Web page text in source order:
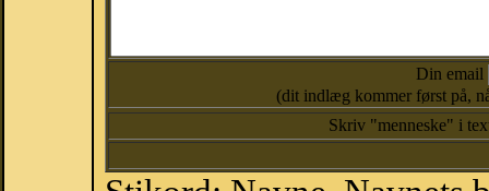
Din email
(dit indlæg kommer først på,
Skriv "menneske" i